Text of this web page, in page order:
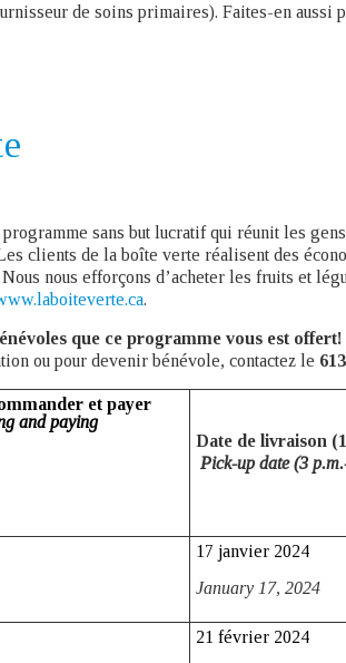
de soins primaires). Faites-en
sans but lucratif qui réunit les
clients de la boîte verte réalisent des
nous efforçons d’acheter les fruits et
.
que ce programme vous est offert!
ou pour devenir bénévole, contactez le
et payer
and paying
Date de livraison
Pick-up date (3
17 janvier 2024
January 17, 2024
21 février 2024